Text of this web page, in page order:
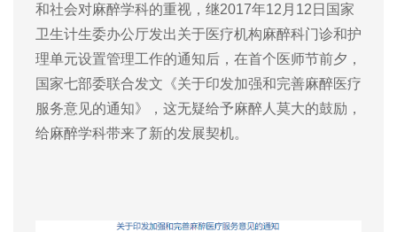
和社会对麻醉学科的重视，继2017年12月12日国家
卫生计生委办公厅发出关于医疗机构麻醉科门诊和护
理单元设置管理工作的通知后，在首个医师节前夕，
国家七部委联合发文《关于印发加强和完善麻醉医疗
服务意见的通知》，这无疑给予麻醉人莫大的鼓励，
给麻醉学科带来了新的发展契机。